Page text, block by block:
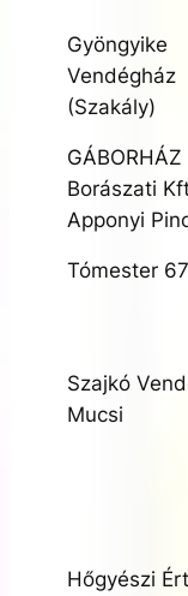
Gyöngyike
Vendégház
(Szakály)
GÁBORHÁZ
Borászati
Apponyi
Tómester
Szajkó
Mucsi
Hőgyészi